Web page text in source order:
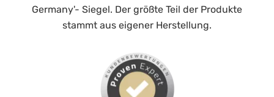
Germany'- Siegel. Der größte Teil der Produkte
stammt aus eigener Herstellung.